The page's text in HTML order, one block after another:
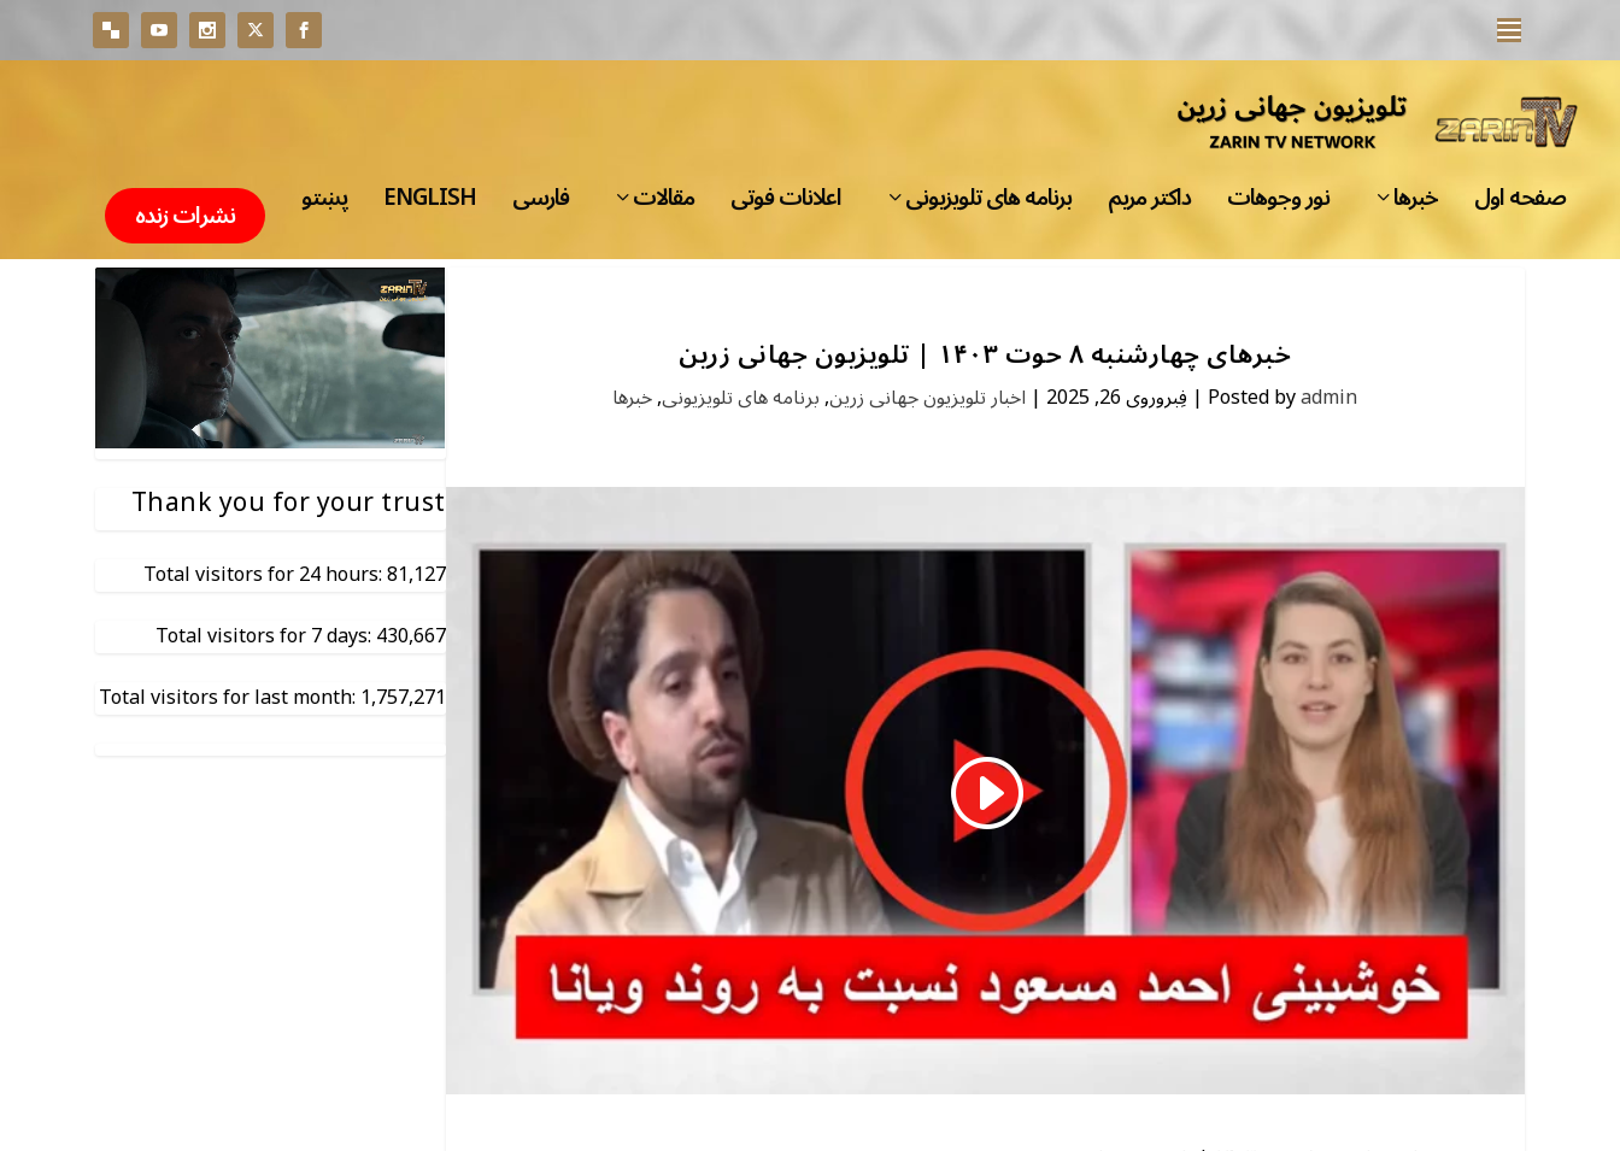
صفحه اول خبرها نور وجوهات داکتر مریم برنامه های تلویزیونی اعلانات فوتی مقالات فارسی ENGLISH پښتو نشرات زنده
خبرهای چهارشنبه ۸ حوت ۱۴۰۳ | تلویزیون جهانی زرین
Posted byadmin
| فِبروروی 26, 2025 | اخبار تلویزیون جهانی زرین,برنامه های تلویزیونی,خبرها
Thank you for your trust
Total visitors for 24 hours: 81,127
Total visitors for 7 days: 430,667
Total visitors for last month: 1,757,271